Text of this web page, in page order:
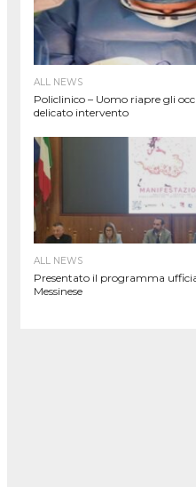
ALL NEWS
Policlinico – Uomo riapre gli
delicato intervento
ALL NEWS
Presentato il programma
Messinese